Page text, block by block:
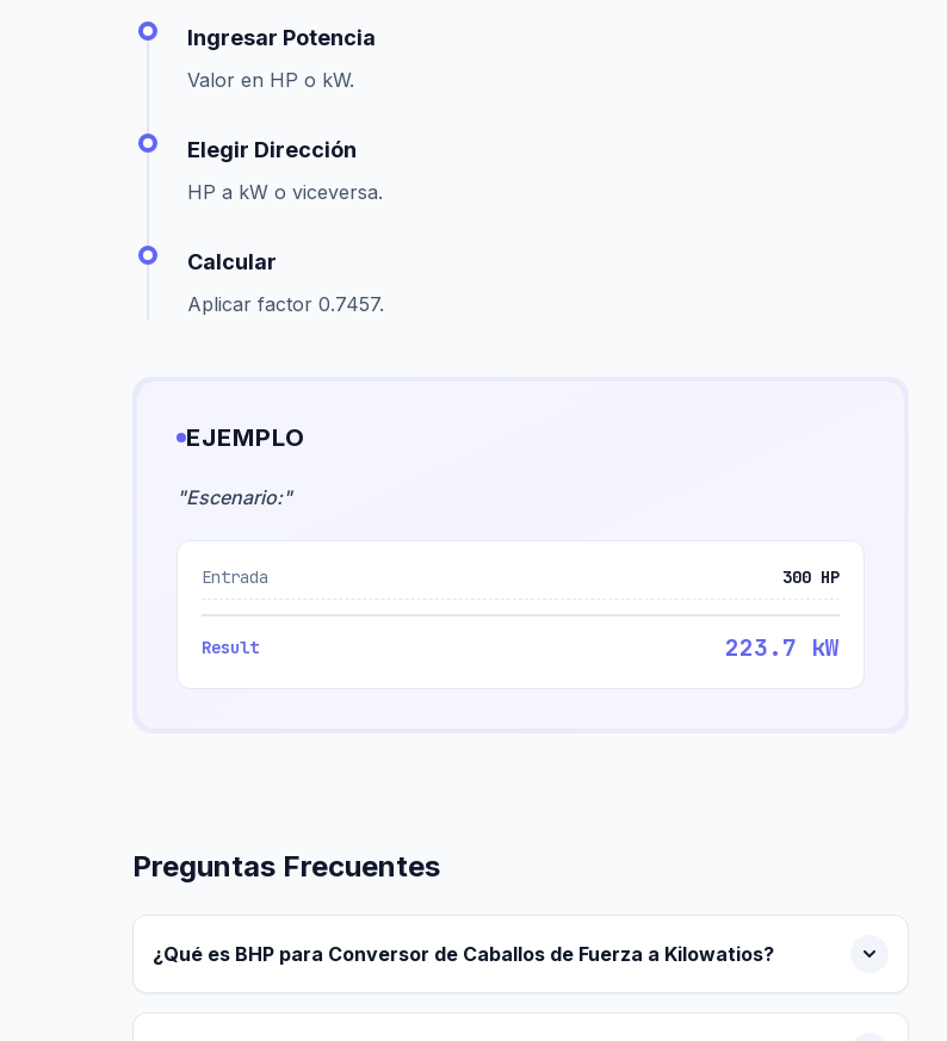
Ingresar Potencia
Valor en HP o kW.
Elegir Dirección
HP a kW o viceversa.
Calcular
Aplicar factor 0.7457.
EJEMPLO
"Escenario:"
Entrada 300 HP
Result 223.7 kW
Preguntas Frecuentes
¿Qué es BHP para Conversor de Caballos de Fuerza a Kilowatios?